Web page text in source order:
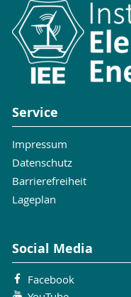
Service
Impressum
Datenschutz
Barrierefreiheit
Lageplan
Social Media
Facebook